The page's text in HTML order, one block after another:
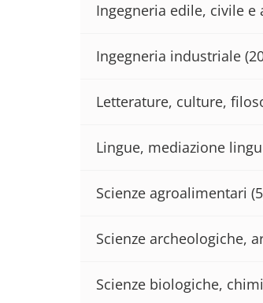
Ingegneria edile, civile e
Ingegneria industriale
Letterature, culture,
Lingue, mediazione
Scienze agroalimentari
Scienze archeologiche,
Scienze biologiche,